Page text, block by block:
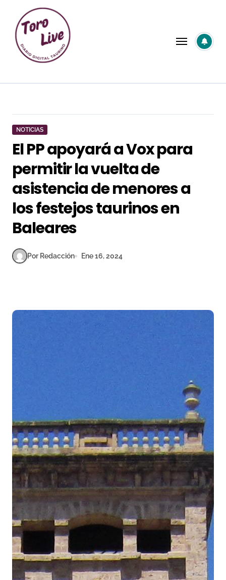
contenido
NOTICIAS
El PP apoyará a Vox para
permitir la vuelta de
asistencia de menores a
los festejos taurinos en
Baleares
Por Redacción Ene 16, 2024